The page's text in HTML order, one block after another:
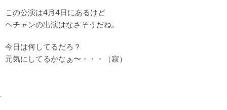
この公演は4月4日にあるけど
ヘチャンの出演はなさそうだね。
今日は何してるだろ？
元気にしてるかなぁ〜・・・（寂）